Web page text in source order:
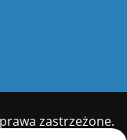
zastrzeżone.